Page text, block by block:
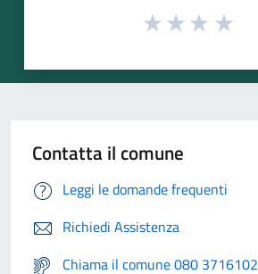
Contatta il comune
Leggi le domande frequenti
Richiedi Assistenza
Chiama il comune 080 3716102